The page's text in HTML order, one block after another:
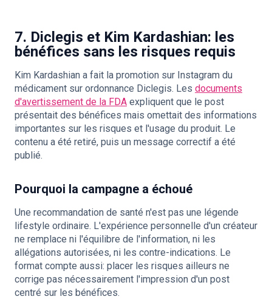
7. Diclegis et Kim Kardashian: les
bénéfices sans les risques requis
Kim Kardashian a fait la promotion sur Instagram du
médicament sur ordonnance Diclegis. Les documents
d'avertissement de la FDA expliquent que le post
présentait des bénéfices mais omettait des informations
importantes sur les risques et l'usage du produit. Le
contenu a été retiré, puis un message correctif a été
publié.
Pourquoi la campagne a échoué
Une recommandation de santé n'est pas une légende
lifestyle ordinaire. L'expérience personnelle d'un créateur
ne remplace ni l'équilibre de l'information, ni les
allégations autorisées, ni les contre-indications. Le
format compte aussi: placer les risques ailleurs ne
corrige pas nécessairement l'impression d'un post
centré sur les bénéfices.